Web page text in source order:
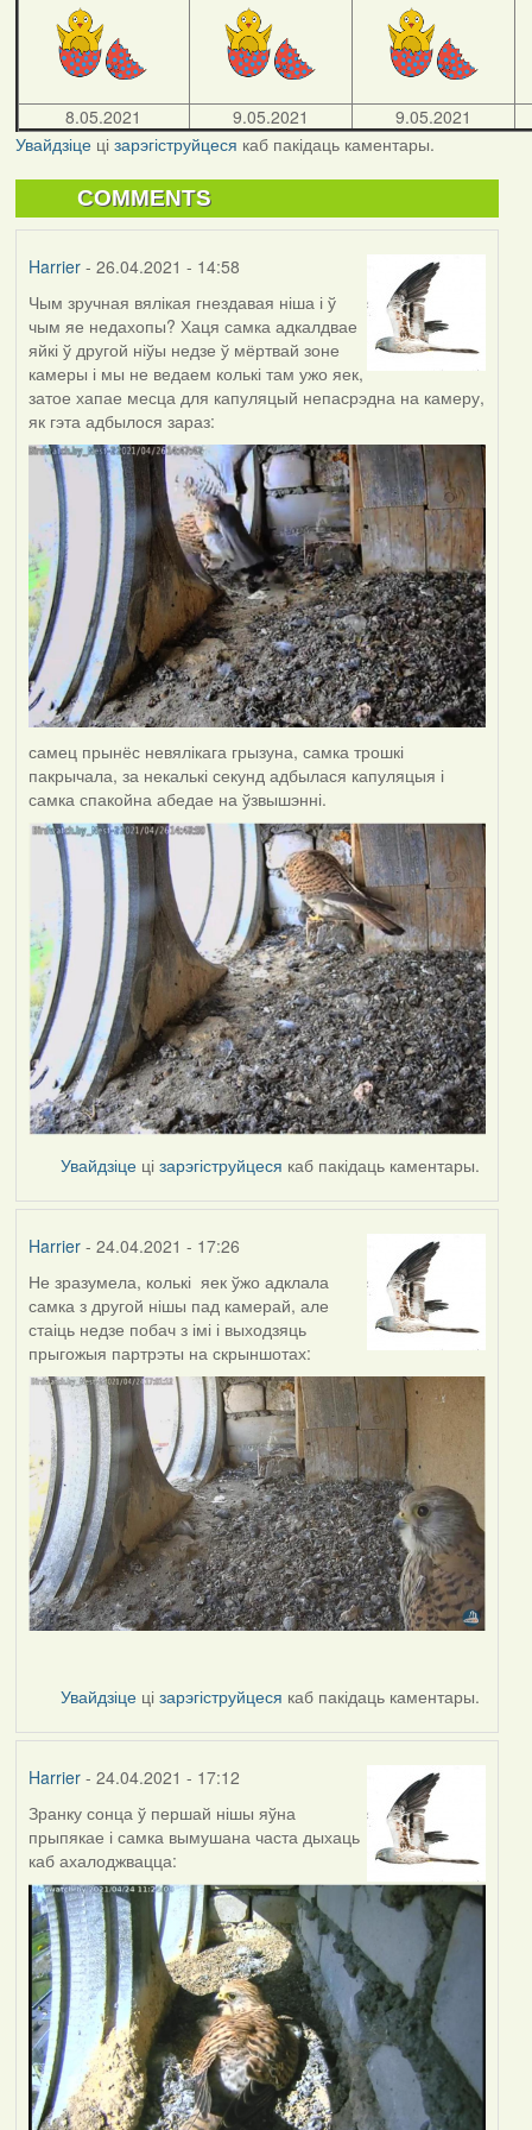
8.05.2021 9.05.2021
9.05.2021
Увайдзіцеці зарэгіструйцеся каб пакідаць каментары.
COMMENTS
Harrier- 26.04.2021 - 14:58
Чым зручная вялікая гнездавая ніша і ў
чым яе недахопы? Хаця самка адкалдвае
яйкі ў другой ніўы недзе ў мёртвай зоне
камеры і мы не ведаем колькі там ужо яек,
затое хапае месца для капуляцый непасрэдна на камеру,
як гэта адбылося зараз:
самец прынёс невялікага грызуна, самка трошкі
пакрычала, за некалькі секунд адбылася капуляцыя і
самка спакойна абедае на ўзвышэнні.
Увайдзіце цізарэгіструйцеся каб пакідаць каментары.
Harrier- 24.04.2021 - 17:26
Не зразумела, колькі яек ўжо адклала
самка з другой нішы пад камерай, але
стаіць недзе побач з імі і выходзяць
прыгожыя партрэты на скрыншотах:
Увайдзіце цізарэгіструйцеся каб пакідаць каментары.
Harrier- 24.04.2021 - 17:12
Зранку сонца ў першай нішы яўна
прыпякае і самка вымушана часта дыхаць
каб ахалоджвацца: